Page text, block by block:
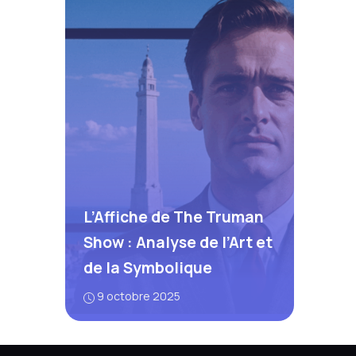
L’Affiche de The Truman
Show : Analyse de l’Art et
de la Symbolique
9 octobre 2025